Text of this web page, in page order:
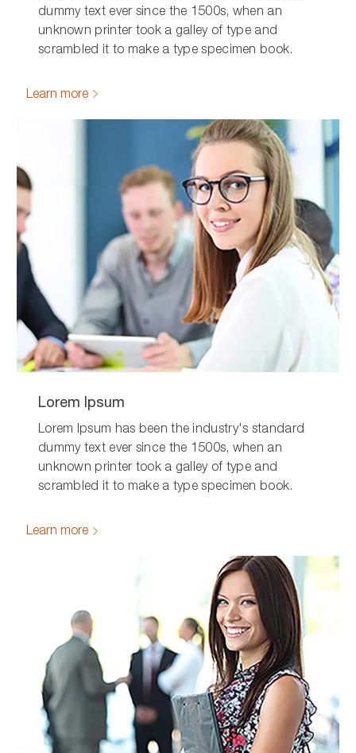
dummy text ever since the 1500s, when an
unknown printer took a galley of type and
scrambled it to make a type specimen book.
Learn more
Lorem Ipsum
Lorem Ipsum has been the industry's standard
dummy text ever since the 1500s, when an
unknown printer took a galley of type and
scrambled it to make a type specimen book.
Learn more